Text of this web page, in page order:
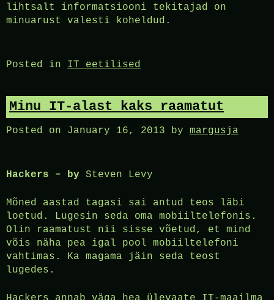
lihtsalt informatsiooni tekitajad on
minuarust valesti koheldud.
Posted in IT eetilised
Minu IT-alast kaks raamatut
Posted on January 16, 2013 by margusja
Hackers – by Steven Levy
Mõned aastad tagasi sai antud teos läbi
loetud. Lugesin seda oma mobiiltelefonis.
Olin raamatust nii sisse võetud, et mind
võis näha pea igal pool mobiiltelefoni
vahtimas. Ka magama jäin seda teost
lugedes.